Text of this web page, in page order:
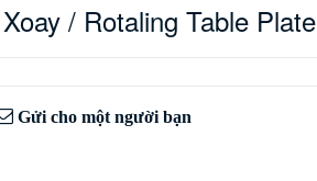
/ Rotaling Table Plate
Gửi cho một người bạn